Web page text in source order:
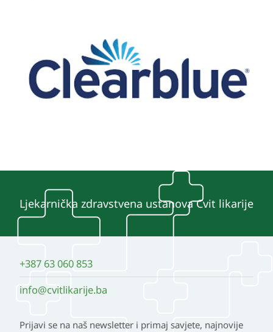
Ljekarnička zdravstvena ustanova Cvit likarije
+387 63 060 853
info@cvitlikarije.ba
Prijavi se na naš newsletter i primaj savjete, najnovije